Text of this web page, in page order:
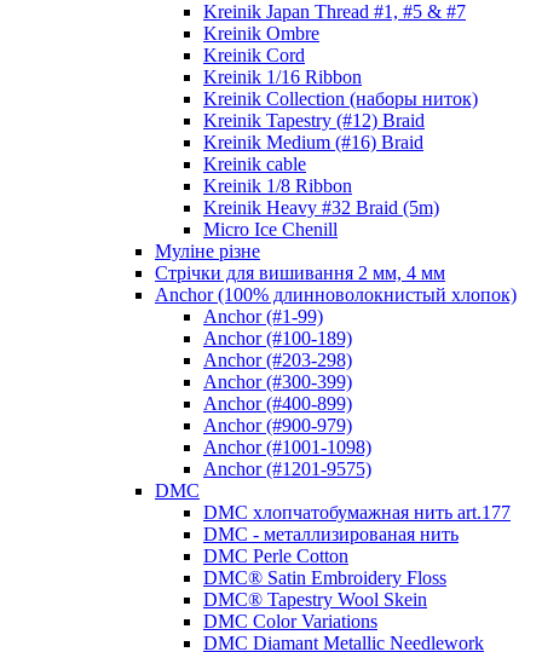
Kreinik Japan Thread #1, #5 & #7
Kreinik Ombre
Kreinik Cord
Kreinik 1/16 Ribbon
Kreinik Collection (наборы ниток)
Kreinik Tapestry (#12) Braid
Kreinik Medium (#16) Braid
Kreinik cable
Kreinik 1/8 Ribbon
Kreinik Heavy #32 Braid (5m)
Micro Ice Chenill
Муліне різне
Стрічки для вишивання 2 мм, 4 мм
Anchor (100% длинноволокнистый хлопок)
Anchor (#1-99)
Anchor (#100-189)
Anchor (#203-298)
Anchor (#300-399)
Anchor (#400-899)
Anchor (#900-979)
Anchor (#1001-1098)
Anchor (#1201-9575)
DMC
DMC хлопчатобумажная нить art.177
DMC - металлизированая нить
DMC Perle Cotton
DMC® Satin Embroidery Floss
DMC® Tapestry Wool Skein
DMC Color Variations
DMC Diamant Metallic Needlework